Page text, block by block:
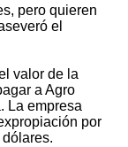
pero quieren
el
valor de la
a Agro
La empresa
por